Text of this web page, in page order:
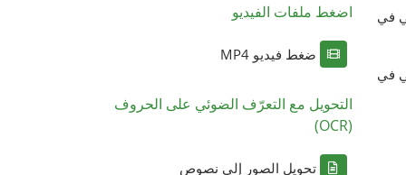
في
في
اضغط ملفات الفيديو
ضغط فيديو MP4
التحويل مع التعرّف الضوئي على الحروف
(OCR)
تحويل الصور إلى نصوص